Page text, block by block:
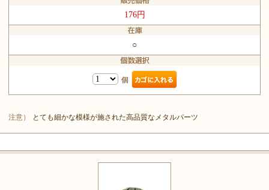
176円
○
個
注意） とても細かな模様が施された高品質なメタルパーツ